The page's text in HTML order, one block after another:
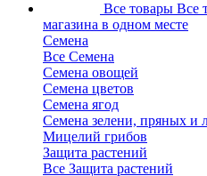
Все товары Все
магазина в одном месте
Семена
Все Семена
Семена овощей
Семена цветов
Семена ягод
Семена зелени, пряных и
Мицелий грибов
Защита растений
Все Защита растений